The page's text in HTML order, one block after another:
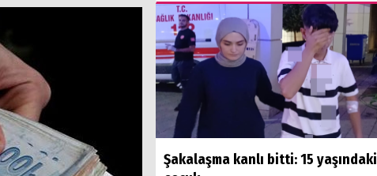
Şakalaşma kanlı bitti: 15 yaşındaki